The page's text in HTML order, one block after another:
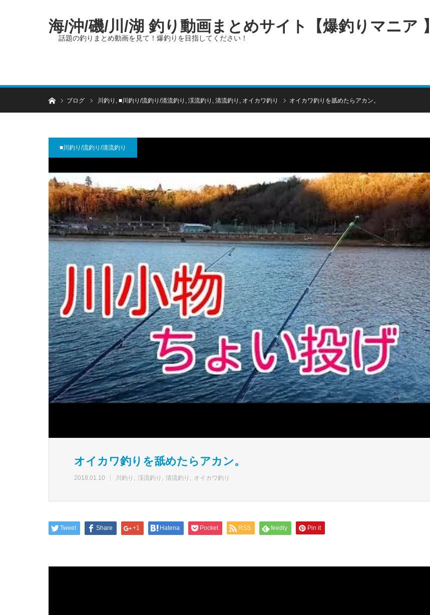
海/沖/磯/川/湖 釣り動画まとめサイト【爆釣りマニア 】
話題の釣りまとめ動画を見て！爆釣りを目指してください！
ホームブログ 川釣り , ■川釣り/流釣り/清流釣り , 渓流釣り , 清流釣り , オイカワ釣り オイカワ釣りを舐めたらアカン。
■川釣り/流釣り/清流釣り
オイカワ釣りを舐めたらアカン。
2018.01.10 川釣り 渓流釣り 清流釣り オイカワ釣り
Tweet Share +1 Hatena Pocket RSS feedly Pin it